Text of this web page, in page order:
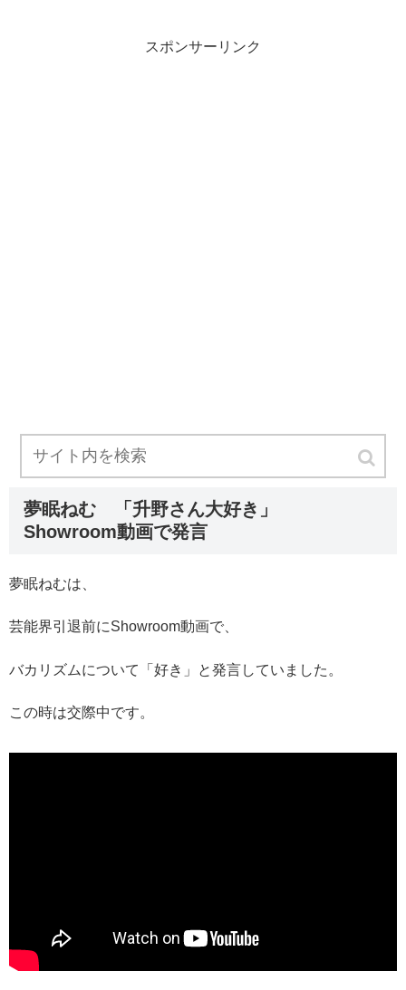
スポンサーリンク
夢眠ねむ 「升野さん大好き」
Showroom動画で発言
夢眠ねむは、
芸能界引退前にShowroom動画で、
バカリズムについて「好き」と発言していました。
この時は交際中です。